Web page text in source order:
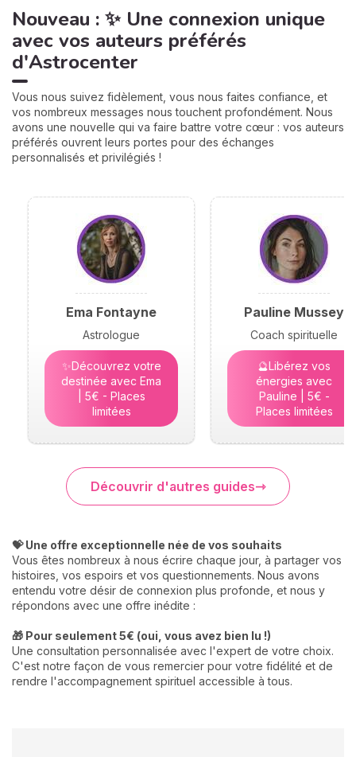
tourner les pages, une à
une. On vous montre
comment… 🔢
Nouveau : ✨ Une connexion unique
avec vos auteurs préférés
d'Astrocenter
Vous nous suivez fidèlement, vous nous faites confiance, et
vos nombreux messages nous touchent profondément. Nous
avons une nouvelle qui va faire battre votre cœur : vos auteurs
préférés ouvrent leurs portes pour des échanges
personnalisés et privilégiés !
Ema Fontayne
Astrologue
✨Découvrez votre
destinée avec Ema
| 5€ - Places
limitées
Pauline Mussey
Coach spirituelle
🔮Libérez vos
énergies avec
Pauline | 5€ -
Places limitées
Découvrir d'autres guides
💝 Une offre exceptionnelle née de vos souhaits
Vous êtes nombreux à nous écrire chaque jour, à partager vos
histoires, vos espoirs et vos questionnements. Nous avons
entendu votre désir de connexion plus profonde, et nous y
répondons avec une offre inédite :
🎁 Pour seulement 5€ (oui, vous avez bien lu !)
Une consultation personnalisée avec l'expert de votre choix.
C'est notre façon de vous remercier pour votre fidélité et de
rendre l'accompagnement spirituel accessible à tous.